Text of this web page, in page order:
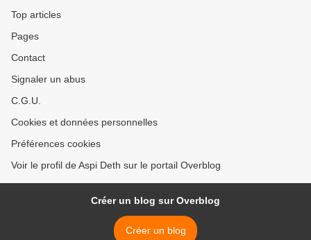
Top articles
Pages
Contact
Signaler un abus
C.G.U.
Cookies et données personnelles
Préférences cookies
Voir le profil de Aspi Deth sur le portail Overblog
Créer un blog sur Overblog
Créer un blog